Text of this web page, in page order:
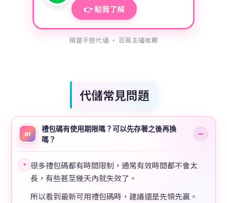
👉 點我了解
精靈手遊代儲 · 百萬主播推薦
代儲常見問題
01
禮包碼有使用期限嗎？可以先存著之後再換
嗎？
✦ 很多禮包碼都有時間限制，通常有效時間都不會太
長，有些甚至幾天內就失效了。
所以看到最新可用禮包碼時，建議還是先領先贏。